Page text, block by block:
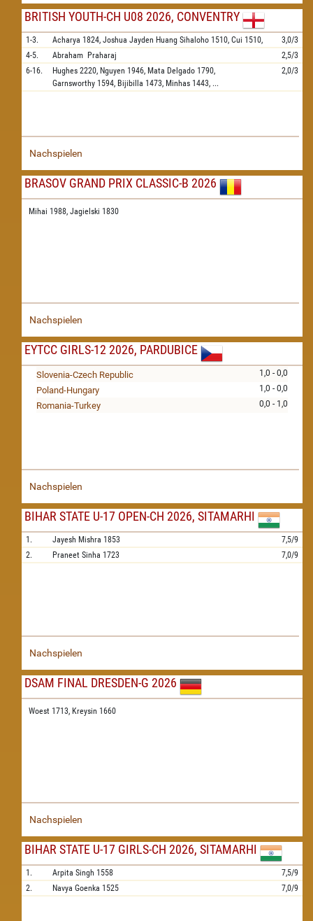
BRITISH YOUTH-CH U08 2026, CONVENTRY
1-3. Acharya 1824, Joshua Jayden Huang Sihaloho 1510, Cui 1510,
3,0/3
4-5.
Abraham Praharaj
2,5/3
6-16.
Hughes 2220, Nguyen 1946, Mata Delgado 1790,
Garnsworthy 1594, Bijibilla 1473, Minhas 1443, ...
2,0/3
Nachspielen
BRASOV GRAND PRIX CLASSIC-B 2026
Mihai 1988, Jagielski 1830
Nachspielen
EYTCC GIRLS-12 2026, PARDUBICE
1,0 - 0,0
Slovenia-Czech Republic
1,0 - 0,0
Poland-Hungary
0,0 - 1,0
Romania-Turkey
Nachspielen
BIHAR STATE U-17 OPEN-CH 2026, SITAMARHI
1. Jayesh Mishra 1853
7,5/9
2.
Praneet Sinha 1723 7,0/9
Nachspielen
DSAM FINAL DRESDEN-G 2026
Woest 1713, Kreysin 1660
Nachspielen
BIHAR STATE U-17 GIRLS-CH 2026, SITAMARHI
1. Arpita Singh 1558
7,5/9
2.
Navya Goenka 1525 7,0/9